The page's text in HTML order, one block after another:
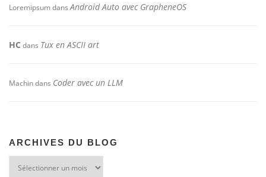
LoremipsumdansAndroid Auto avec GrapheneOS
HC dans Tux en ASCII art
Machindans Coder avec un LLM
ARCHIVES DU BLOG